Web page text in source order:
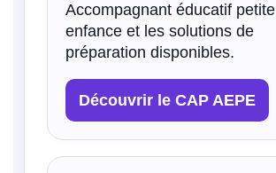
Accompagnant éducatif petite
enfance et les solutions de
préparation disponibles.
Découvrir le CAP AEPE